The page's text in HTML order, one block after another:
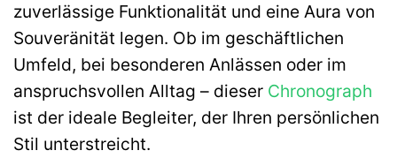
zuverlässige Funktionalität und eine Aura von
Souveränität legen. Ob im geschäftlichen
Umfeld, bei besonderen Anlässen oder im
anspruchsvollen Alltag – dieser Chronograph
ist der ideale Begleiter, der Ihren persönlichen
Stil unterstreicht.